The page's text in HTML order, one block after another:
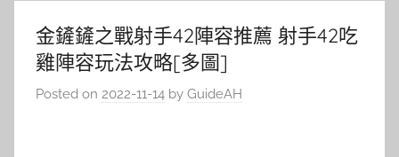
金鏟鏟之戰射手42陣容推薦 射手42吃
雞陣容玩法攻略[多圖]
Posted on 2022-11-14 by GuideAH